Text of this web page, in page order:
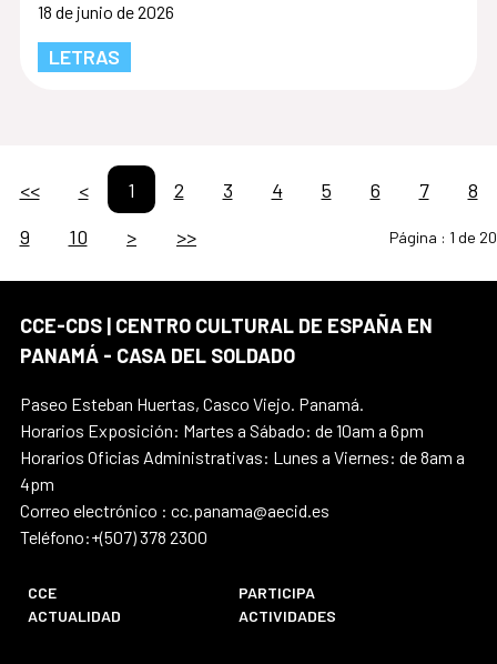
18 de junio de 2026
LETRAS
<< < 1 2 3 4 5 6 7
8
9
10 > >> Página : 1 de 20
CCE-CDS | CENTRO CULTURAL DE ESPAÑA EN
PANAMÁ - CASA DEL SOLDADO
Paseo Esteban Huertas, Casco Viejo. Panamá.
Horarios Exposición: Martes a Sábado: de 10am a 6pm
Horarios Oficias Administrativas: Lunes a Viernes: de 8am a
4pm
Correo electrónico : cc.panama@aecid.es
Teléfono:+(507) 378 2300
CCE
PARTICIPA
ACTUALIDAD
ACTIVIDADES